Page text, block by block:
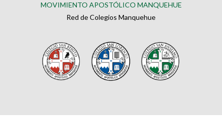
MOVIMIENTO APOSTÓLICO MANQUEHUE
Red de Colegios Manquehue